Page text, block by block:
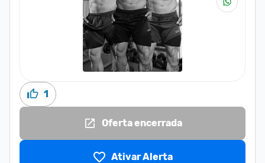
1
Oferta encerrada
Ativar Alerta